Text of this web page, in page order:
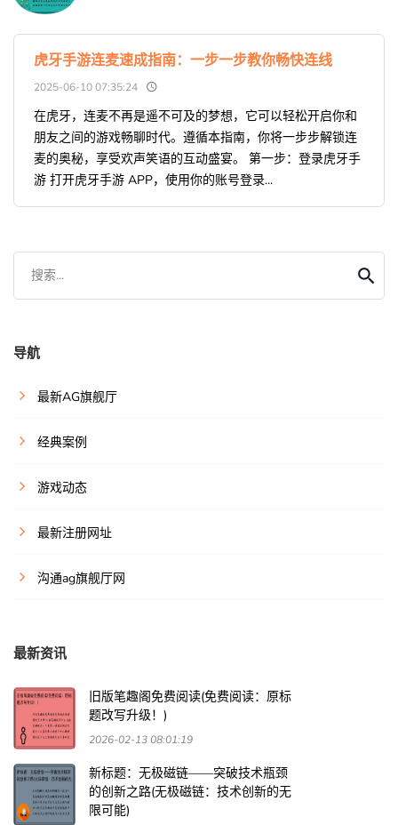
虎牙手游连麦速成指南：一步一步教你畅快连线
2025-06-10 07:35:24
在虎牙，连麦不再是遥不可及的梦想，它可以轻松开启你和
朋友之间的游戏畅聊时代。遵循本指南，你将一步步解锁连
麦的奥秘，享受欢声笑语的互动盛宴。 第一步：登录虎牙手
游 打开虎牙手游 APP，使用你的账号登录...
搜索...
导航
最新AG旗舰厅
经典案例
游戏动态
最新注册网址
沟通ag旗舰厅网
最新资讯
旧版笔趣阁免费阅读(免费阅读：原标
题改写升级！)
2026-02-13 08:01:19
新标题：无极磁链——突破技术瓶颈
的创新之路(无极磁链：技术创新的无
限可能)